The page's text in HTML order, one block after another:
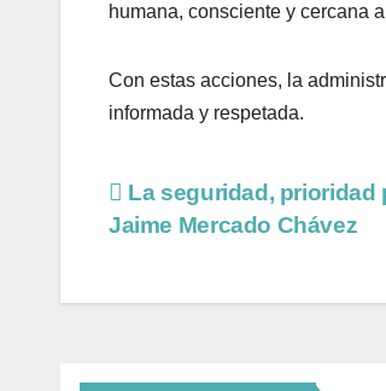
humana, consciente y cercana
Con estas acciones, la
informada y respetada.
La seguridad, prioridad
Jaime Mercado Chávez